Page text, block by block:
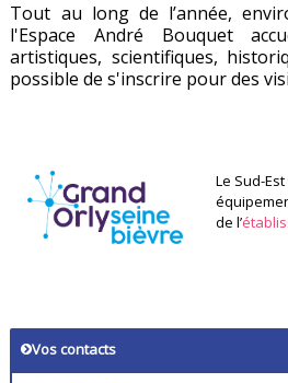
Tout au long de l’année,
l'Espace André Bouquet
artistiques, scientifiques,
possible de s'inscrire pour des
Le Sud-
de l’
Vos contacts